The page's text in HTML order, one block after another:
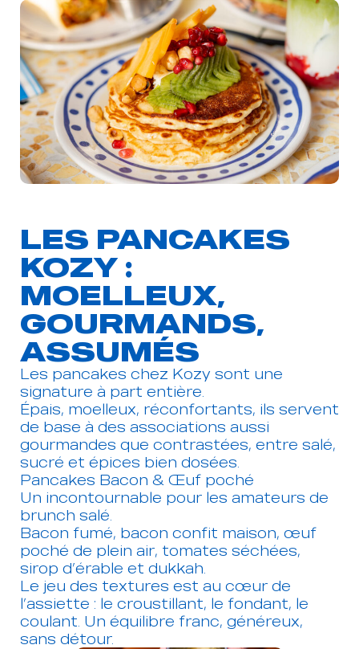
Accepter
Refuser
Voir les préférences
LES PANCAKES
KOZY :
MOELLEUX,
GOURMANDS,
ASSUMÉS
Les pancakes chez Kozy sont une
signature à part entière.
Épais, moelleux, réconfortants, ils servent
de base à des associations aussi
gourmandes que contrastées, entre salé,
sucré et épices bien dosées.
Pancakes Bacon & Œuf poché
Un incontournable pour les amateurs de
brunch salé.
Bacon fumé, bacon confit maison, œuf
poché de plein air, tomates séchées,
sirop d’érable et dukkah.
Le jeu des textures est au cœur de
l’assiette : le croustillant, le fondant, le
coulant. Un équilibre franc, généreux,
sans détour.